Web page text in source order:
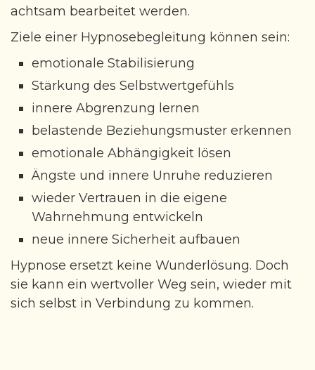
achtsam bearbeitet werden.
Ziele einer Hypnosebegleitung können sein:
emotionale Stabilisierung
Stärkung des Selbstwertgefühls
innere Abgrenzung lernen
belastende Beziehungsmuster erkennen
emotionale Abhängigkeit lösen
Ängste und innere Unruhe reduzieren
wieder Vertrauen in die eigene
Wahrnehmung entwickeln
neue innere Sicherheit aufbauen
Hypnose ersetzt keine Wunderlösung. Doch
sie kann ein wertvoller Weg sein, wieder mit
sich selbst in Verbindung zu kommen.